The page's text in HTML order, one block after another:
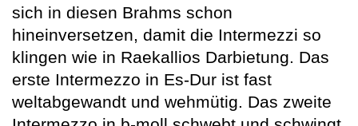
sich in diesen Brahms schon
hineinversetzen, damit die Intermezzi so
klingen wie in Raekallios Darbietung. Das
erste Intermezzo in Es-Dur ist fast
weltabgewandt und wehmütig. Das zweite